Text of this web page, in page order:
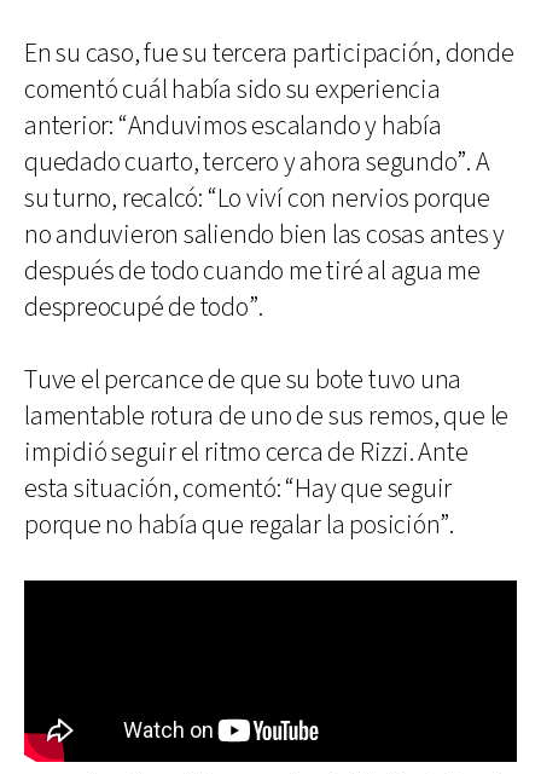
En su caso, fue su tercera participación, donde
comentó cuál había sido su experiencia
anterior: “Anduvimos escalando y había
quedado cuarto, tercero y ahora segundo”. A
su turno, recalcó: “Lo viví con nervios porque
no anduvieron saliendo bien las cosas antes y
después de todo cuando me tiré al agua me
despreocupé de todo”.
Tuve el percance de que su bote tuvo una
lamentable rotura de uno de sus remos, que le
impidió seguir el ritmo cerca de Rizzi. Ante
esta situación, comentó: “Hay que seguir
porque no había que regalar la posición”.